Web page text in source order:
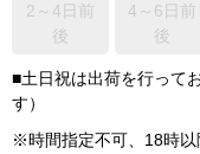
2～4日前
後
4～6日前
後
■土日祝は出荷を行って
す）
※時間指定不可、18時